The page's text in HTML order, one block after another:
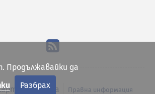
на сайта Правна информация
Продължавайки да
Разбрах